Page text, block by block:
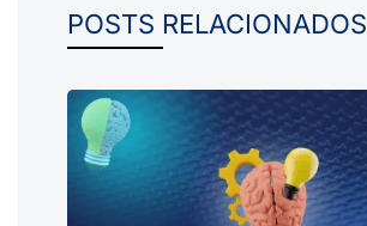
POSTS RELACIONADOS